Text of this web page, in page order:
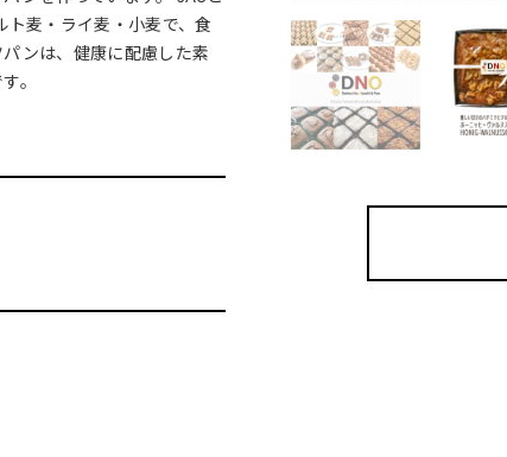
麦・ライ麦・小麦で、食
ンは、健康に配慮した素
。